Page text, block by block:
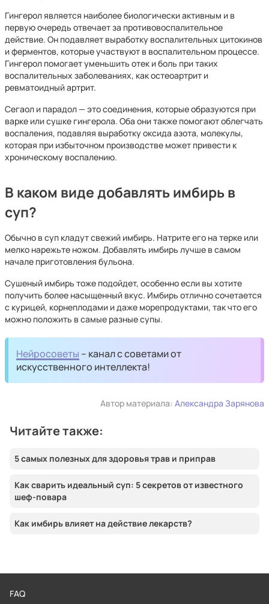
Гингерол является наиболее биологически активным и в
первую очередь отвечает за противовоспалительное
действие. Он подавляет выработку воспалительных цитокинов
и ферментов, которые участвуют в воспалительном процессе.
Гингерол помогает уменьшить отек и боль при таких
воспалительных заболеваниях, как остеоартрит и
ревматоидный артрит.
Сегаол и парадол — это соединения, которые образуются при
варке или сушке гингерола. Оба они также помогают облегчать
воспаления, подавляя выработку оксида азота, молекулы,
которая при избыточном производстве может привести к
хроническому воспалению.
В каком виде добавлять имбирь в
суп?
Обычно в суп кладут свежий имбирь. Натрите его на терке или
мелко нарежьте ножом. Добавлять имбирь лучше в самом
начале приготовления бульона.
Сушеный имбирь тоже подойдет, особенно если вы хотите
получить более насыщенный вкус. Имбирь отлично сочетается
с курицей, корнеплодами и даже морепродуктами, так что его
можно положить в самые разные супы.
Нейросоветы – канал с советами от
искусственного интеллекта!
Автор материала: Александра Зарянова
Читайте также:
5 самых полезных для здоровья трав и приправ
Как сварить идеальный суп: 5 секретов от известного
шеф-повара
Как имбирь влияет на действие лекарств?
FAQ